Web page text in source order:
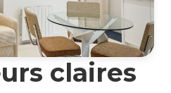
claires